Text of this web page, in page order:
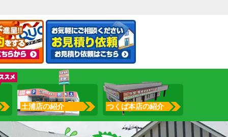
土浦店の紹介 つくば本店の紹介